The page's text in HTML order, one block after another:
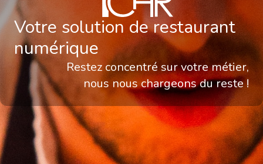
Votre solution de restaurant
numérique
Restez concentré sur votre métier,
nous nous chargeons du reste !